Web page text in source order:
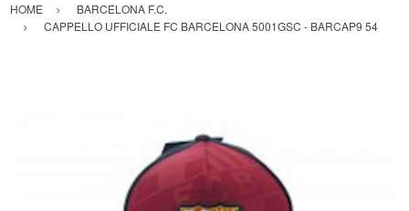
HOME
BARCELONA F.C.
CAPPELLO UFFICIALE FC BARCELONA 5001GSC - BARCAP9 54